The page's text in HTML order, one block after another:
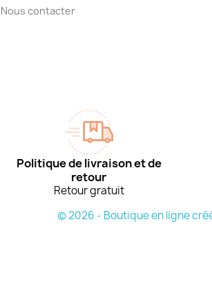
Nous contacter
Politique de livraison et de
retour
Retour gratuit
© 2026 - Boutique en ligne